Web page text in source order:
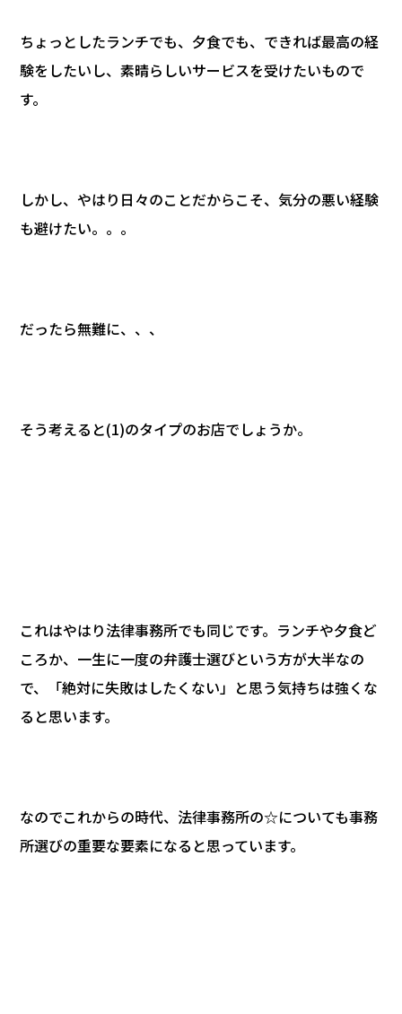
ちょっとしたランチでも、夕食でも、できれば最高の経
験をしたいし、素晴らしいサービスを受けたいもので
す。
しかし、やはり日々のことだからこそ、気分の悪い経験
も避けたい。。。
だったら無難に、、、
そう考えると(1)のタイプのお店でしょうか。
これはやはり法律事務所でも同じです。ランチや夕食ど
ころか、一生に一度の弁護士選びという方が大半なの
で、「絶対に失敗はしたくない」と思う気持ちは強くな
ると思います。
なのでこれからの時代、法律事務所の☆についても事務
所選びの重要な要素になると思っています。